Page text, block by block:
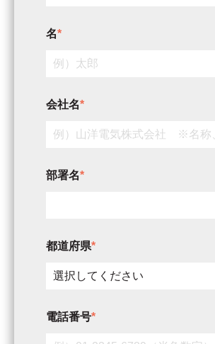
名*
会社名*
部署名*
都道府県*
電話番号*